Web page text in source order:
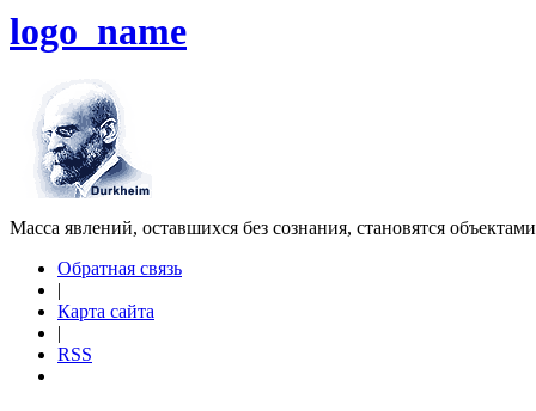
logo_name
Масса явлений, оставшихся без сознания, становятся
Обратная связь
|
Карта сайта
|
RSS